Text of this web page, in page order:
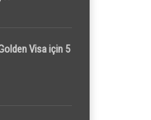
Visa için 5